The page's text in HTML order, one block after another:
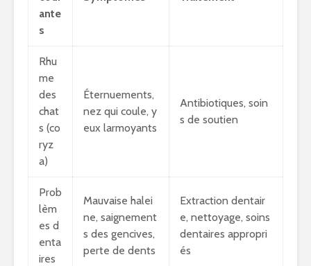
ante
s
Rhu
me
des
chat
s (co
ryz
a)
Éternuements,
nez qui coule, y
eux larmoyants
Antibiotiques, soin
s de soutien
Prob
lèm
es d
enta
ires
Mauvaise halei
ne, saignement
s des gencives,
perte de dents
Extraction dentair
e, nettoyage, soins
dentaires appropri
és